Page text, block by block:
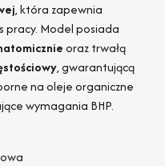
, która zapewnia
Model posiada
oraz trwałą
, gwarantującą
na oleje organiczne
wymagania BHP.